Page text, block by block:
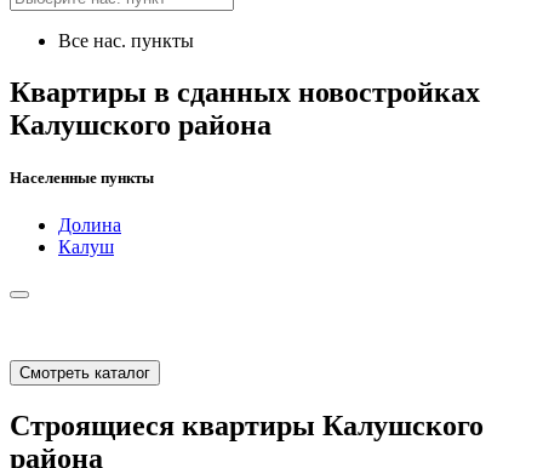
Все нас. пункты
Квартиры в сданных новостройках
Калушского района
Населенные пункты
Долина
Калуш
Смотреть каталог
Строящиеся квартиры Калушского
района